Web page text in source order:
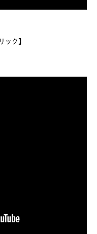
ック】